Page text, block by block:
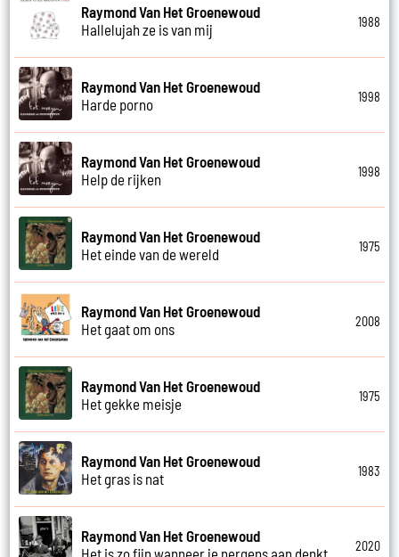
Raymond Van Het Groenewoud
Hallelujah ze is van mij
1988
Raymond Van Het Groenewoud
Harde porno
1998
Raymond Van Het Groenewoud
Help de rijken
1998
Raymond Van Het Groenewoud
Het einde van de wereld
1975
Raymond Van Het Groenewoud
Het gaat om ons
2008
Raymond Van Het Groenewoud
Het gekke meisje
1975
Raymond Van Het Groenewoud
Het gras is nat
1983
Raymond Van Het Groenewoud
Het is zo fijn wanneer je nergens aan denkt
2020